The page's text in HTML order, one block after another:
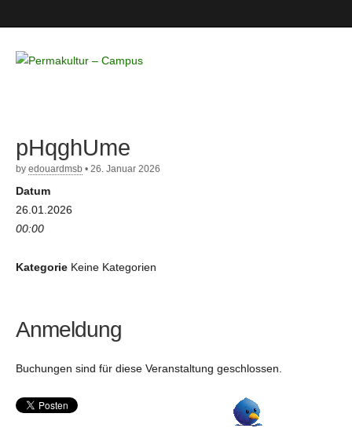
– Campus
pHqghUme
by edouardmsb • 26. Januar 2026
Datum
26.01.2026
00:00
Kategorie Keine Kategorien
Anmeldung
Buchungen sind für diese Veranstaltung geschlossen.